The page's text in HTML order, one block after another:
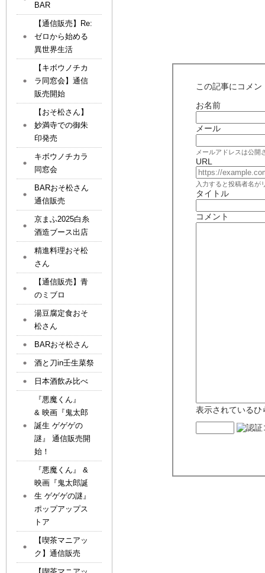
この記事にコメン
お名前
メール
メールアドレスは公開
URL
入力すると投稿者名が
タイトル
コメント
表示されているひ
BAR
【通信販売】Re:
ゼロから始める
異世界生活
【キボウノチカ
ラ同窓会】通信
販売開始
【おそ松さん】
妙満寺での御朱
印発売
キボウノチカラ
同窓会
BARおそ松さん
通信販売
京まふ2025白糸
酒造ブース出店
精進料理おそ松
さん
【通信販売】青
のミブロ
湯豆腐定食おそ
松さん
BARおそ松さん
酒と刀in壬生菜祭
日本酒飲み比べ
『悪魔くん』
& 映画『鬼太郎
誕生 ゲゲゲの
謎』 通信販売開
始！
『悪魔くん』 &
映画『鬼太郎誕
生 ゲゲゲの謎』
ポップアップス
トア
【喫茶マニアッ
ク】通信販売